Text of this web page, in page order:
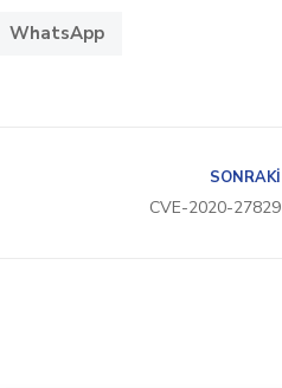
WhatsApp
SONRAKI
CVE-2020-27829